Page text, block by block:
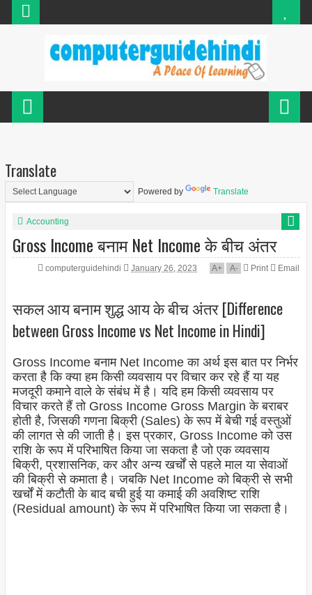
Translate
Powered by Translate
Accounting
Gross Income बनाम Net Income के बीच अंतर
computerguidehindi January 26, 2023 A+ A- Print Email
सकल आय बनाम शुद्ध आय के बीच अंतर [Difference
between Gross Income vs Net Income in Hindi]
Gross Income बनाम Net Income का अर्थ इस बात पर निर्भर
करता है कि क्या हम किसी व्यवसाय पर विचार कर रहे हैं या यह
मजदूरी कमाने वाले के संबंध में है। यदि हम किसी व्यवसाय पर
विचार करते हैं तो Gross Income Gross Margin के बराबर
होती है, जिसकी गणना बिक्री (Sales) के रूप में बेची गई वस्तुओं
की लागत से की जाती है। इस प्रकार, Gross Income को उस
राशि के रूप में परिभाषित किया जा सकता है जो एक व्यवसाय
बिक्री, प्रशासनिक, कर और अन्य खर्चों से पहले माल या सेवाओं
की बिक्री से कमाता है। जबकि Net Income को बिक्री से सभी
खर्चों में कटौती के बाद बची हुई या कमाई की अवशिष्ट राशि
(Residual amount) के रूप में परिभाषित किया जा सकता है।